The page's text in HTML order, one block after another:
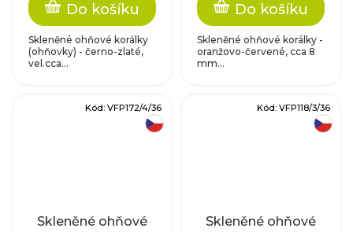
Do košíku
Skleněné ohňové korálky
(ohňovky) - černo-zlaté,
vel.cca...
Do košíku
Skleněné ohňové korálky -
oranžovo-červené, cca 8
mm...
Skleněné ohňové
Kód: VFP172/4/36
Skleněné ohňové
Kód: VFP118/3/36